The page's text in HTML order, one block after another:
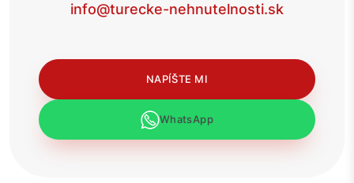
info@turecke-nehnutelnosti.sk
NAPÍŠTE MI
WhatsApp